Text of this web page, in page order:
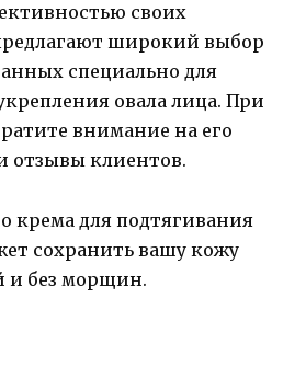
своих
широкий выбор
специально для
овала лица. При
внимание на его
отзывы клиентов.
крема для подтягивания
сохранить вашу кожу
и без морщин.